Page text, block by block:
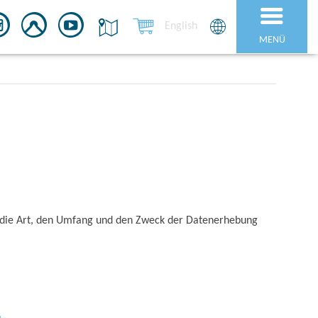
MENÜ
English
Art, den Umfang und den Zweck der Datenerhebung